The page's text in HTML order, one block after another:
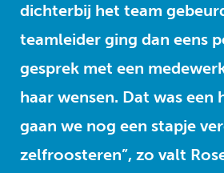
dichterbij het team
teamleider ging dan eens
gesprek met een
haar wensen. Dat was een
gaan we nog een stapje
zelfroosteren”, zo valt